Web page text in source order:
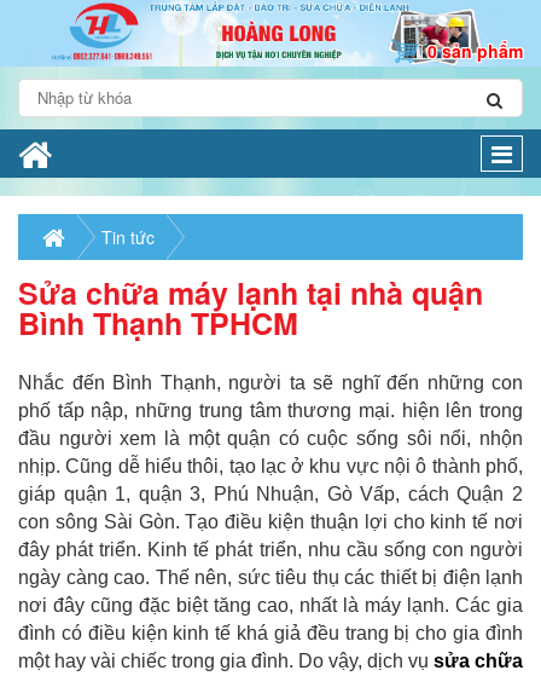
0 sản phẩm
Tin tức
Sửa chữa máy lạnh tại nhà quận
Bình Thạnh TPHCM
Nhắc đến Bình Thạnh, người ta sẽ nghĩ đến những con
phố tấp nập, những trung tâm thương mại. hiện lên trong
đầu người xem là một quận có cuộc sống sôi nổi, nhộn
nhịp. Cũng dễ hiểu thôi, tạo lạc ở khu vực nội ô thành phố,
giáp quận 1, quận 3, Phú Nhuận, Gò Vấp, cách Quận 2
con sông Sài Gòn. Tạo điều kiện thuận lợi cho kinh tế nơi
đây phát triển. Kinh tế phát triển, nhu cầu sống con người
ngày càng cao. Thế nên, sức tiêu thụ các thiết bị điện lạnh
nơi đây cũng đặc biệt tăng cao, nhất là máy lạnh. Các gia
đình có điều kiện kinh tế khá giả đều trang bị cho gia đình
một hay vài chiếc trong gia đình. Do vậy, dịch vụ sửa chữa